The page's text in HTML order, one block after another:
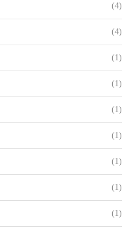
(4)
(4)
(1)
(1)
(1)
(1)
(1)
(1)
(1)